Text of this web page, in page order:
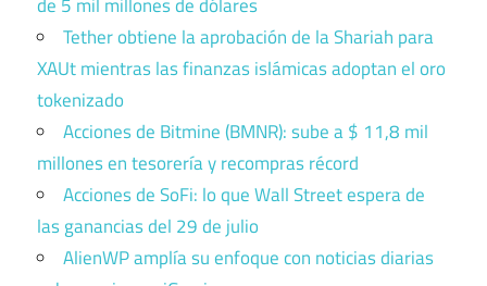
Tether obtiene la aprobación de la Shariah para
XAUt mientras las finanzas islámicas adoptan el oro
tokenizado
Acciones de Bitmine (BMNR): sube a $ 11,8 mil
millones en tesorería y recompras récord
Acciones de SoFi: lo que Wall Street espera de
las ganancias del 29 de julio
AlienWP amplía su enfoque con noticias diarias